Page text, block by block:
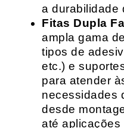
a durabilidade
Fitas Dupla
ampla gama
tipos de
etc.) e
para atender
necessidades
desde
até aplicações